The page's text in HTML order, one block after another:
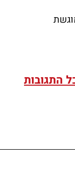
התגובות